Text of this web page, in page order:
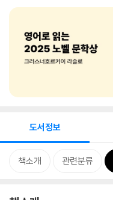
도서정보
책소개 관련분류